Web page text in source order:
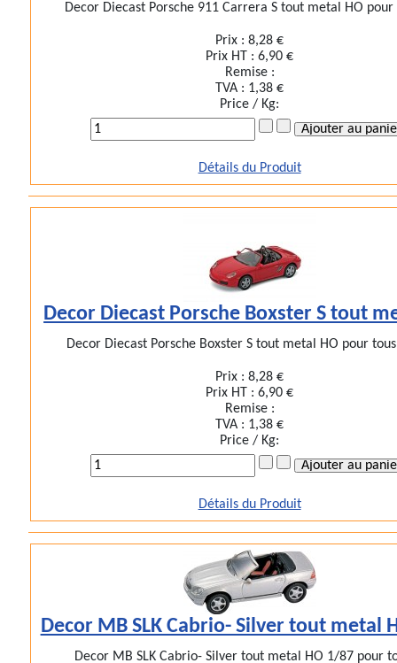
Decor Diecast Porsche 911 Carrera S tout metal HO pour
Prix :8,28 €
Prix HT :6,90 €
Remise :
TVA : 1,38 €
Price / Kg:
Détails du Produit
Decor Diecast Porsche Boxster S tout
Decor Diecast Porsche Boxster S tout metal HO pour
Prix :8,28 €
Prix HT :6,90 €
Remise :
TVA : 1,38 €
Price / Kg:
Détails du Produit
Decor MB SLK Cabrio- Silver tout metal
Decor MB SLK Cabrio- Silver tout metal HO 1/87 pour